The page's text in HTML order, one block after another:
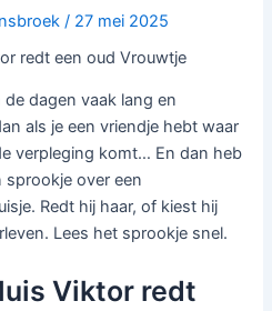
/ 27 mei 2025
redt een oud Vrouwtje
dagen vaak lang en
als je een vriendje hebt waar
verpleging komt… En dan heb
sprookje over een
Redt hij haar, of kiest hij
Lees het sprookje snel.
Viktor redt